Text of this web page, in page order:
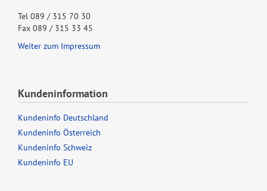
Tel 089 / 315 70 30
Fax 089 / 315 33 45
Weiter zum Impressum
Kundeninformation
Kundeninfo Deutschland
Kundeninfo Österreich
Kundeninfo Schweiz
Kundeninfo EU